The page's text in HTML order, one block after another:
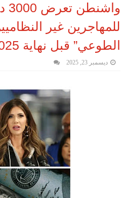
للمهاجرين غير
الطوعي” قبل نهاية 2025
ديسمبر 23, 2025